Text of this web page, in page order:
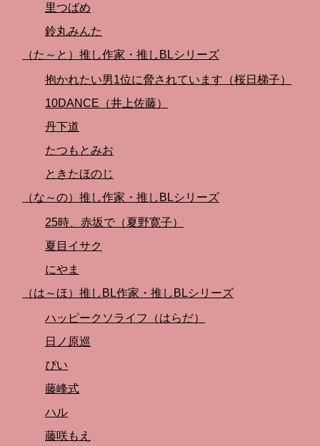
里つばめ
鈴丸みんた
（た～と）推し作家・推しBLシリーズ
抱かれたい男1位に脅されています（桜日梯子）
10DANCE（井上佐藤）
丹下道
たつもとみお
ときたほのじ
（な～の）推し作家・推しBLシリーズ
25時、赤坂で（夏野寛子）
夏目イサク
にやま
（は～ほ）推しBL作家・推しBLシリーズ
ハッピークソライフ（はらだ）
日ノ原巡
ぴい
藤峰式
ハル
藤咲もえ